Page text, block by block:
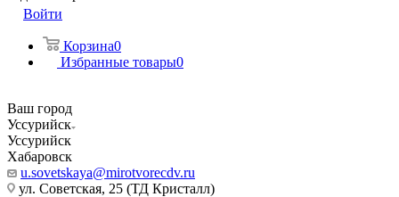
Войти
Корзина0
Избранные товары0
Ваш город
Уссурийск
Уссурийск
Хабаровск
u.sovetskaya@mirotvorecdv.ru
ул. Советская, 25 (ТД Кристалл)